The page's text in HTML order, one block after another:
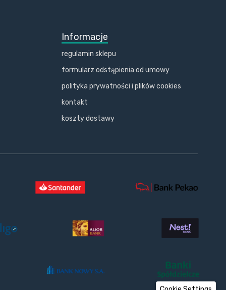
Informacje
regulamin sklepu
formularz odstąpienia od umowy
polityka prywatności i plików cookies
kontakt
koszty dostawy